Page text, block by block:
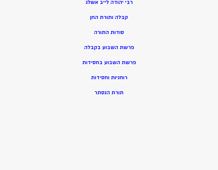
רבי יהודה לייב אשלג
קבלה ותורת החן
סודות התורה
פרשת השבוע בקבלה
פרשת השבוע בחסידות
רוחניות וחסידות
תורת הנסתר